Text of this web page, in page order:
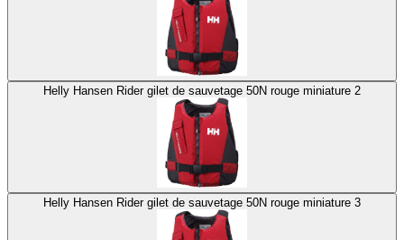
Helly Hansen Rider gilet de sauvetage 50N rouge miniature 2
Helly Hansen Rider gilet de sauvetage 50N rouge miniature 3